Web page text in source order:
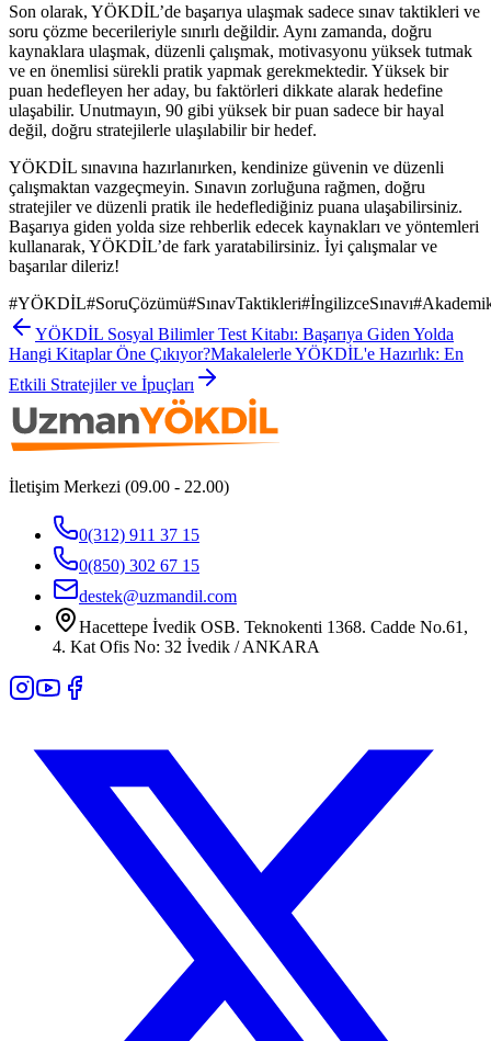
Son olarak, YÖKDİL’de başarıya ulaşmak sadece sınav taktikleri ve
soru çözme becerileriyle sınırlı değildir. Aynı zamanda, doğru
kaynaklara ulaşmak, düzenli çalışmak, motivasyonu yüksek tutmak
ve en önemlisi sürekli pratik yapmak gerekmektedir. Yüksek bir
puan hedefleyen her aday, bu faktörleri dikkate alarak hedefine
ulaşabilir. Unutmayın, 90 gibi yüksek bir puan sadece bir hayal
değil, doğru stratejilerle ulaşılabilir bir hedef.
YÖKDİL sınavına hazırlanırken, kendinize güvenin ve düzenli
çalışmaktan vazgeçmeyin. Sınavın zorluğuna rağmen, doğru
stratejiler ve düzenli pratik ile hedeflediğiniz puana ulaşabilirsiniz.
Başarıya giden yolda size rehberlik edecek kaynakları ve yöntemleri
kullanarak, YÖKDİL’de fark yaratabilirsiniz. İyi çalışmalar ve
başarılar dileriz!
#YÖKDİL#SoruÇözümü#SınavTaktikleri#İngilizceSınavı#
YÖKDİL Sosyal Bilimler Test Kitabı: Başarıya Giden Yolda
Hangi Kitaplar Öne Çıkıyor?Makalelerle YÖKDİL'e Hazırlık: En
Etkili Stratejiler ve İpuçları
İletişim Merkezi (09.00 - 22.00)
0(312) 911 37 15
0(850) 302 67 15
destek@uzmandil.com
Hacettepe İvedik OSB. Teknokenti 1368. Cadde No.61,
4. Kat Ofis No: 32 İvedik / ANKARA